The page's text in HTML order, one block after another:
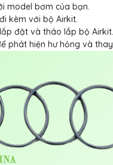
model bơm của bạn.
kèm với bộ Airkit.
đặt và tháo lắp bộ Airkit.
phát hiện hư hỏng và